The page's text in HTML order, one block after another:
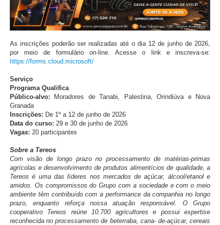
As inscrições poderão ser realizadas até o dia 12 de junho de 2026,
por meio de formulário on-line. Acesse o link e inscreva-se:
https://forms.cloud.microsoft/
Serviço
Programa Qualifica
Público-alvo:
Moradores de Tanabi, Palestina, Orindiúva e Nova
Granada
Inscrições: De 1º a 12 de junho de 2026
Data do curso: 29 e 30 de junho de 2026
Vagas: 20 participantes
Sobre a Tereos
Com visão de longo prazo no processamento de matérias-primas
agrícolas e desenvolvimento de produtos alimentícios de qualidade, a
Tereos é uma das líderes nos mercados de açúcar, álcool/etanol e
amidos. Os compromissos do Grupo com a sociedade e com o meio
ambiente têm contribuído com a performance da companhia no longo
prazo, enquanto reforça nossa atuação responsável. O Grupo
cooperativo Tereos reúne 10.700 agricultores e possui expertise
reconhecida no processamento de beterraba, cana- de-açúcar, cereais